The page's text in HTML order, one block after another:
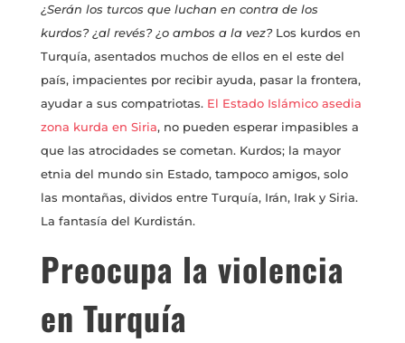
¿Serán los turcos que luchan en contra de los
kurdos? ¿al revés? ¿o ambos a la vez?Los kurdos en
Turquía, asentados muchos de ellos en el este del
país, impacientes por recibir ayuda, pasar la frontera,
ayudar a sus compatriotas. El Estado Islámico asedia
zona kurda en Siria, no pueden esperar impasibles a
que las atrocidades se cometan. Kurdos; la mayor
etnia del mundo sin Estado, tampoco amigos, solo
las montañas, dividos entre Turquía, Irán, Irak y Siria.
La fantasía del Kurdistán.
Preocupa la violencia
en Turquía